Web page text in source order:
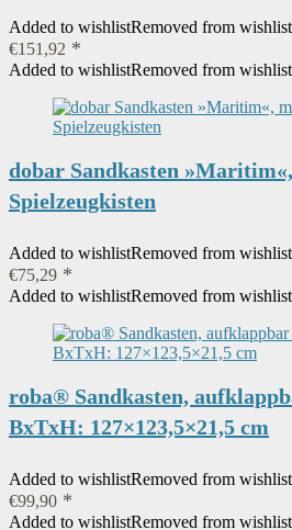
Added to wishlistRemoved from wishlist
€151,92
Added to wishlistRemoved from wishlist
dobar Sandkasten
Spielzeugkisten
Added to wishlistRemoved from wishlist
€75,29
Added to wishlistRemoved from wishlist
roba® Sandkasten,
BxTxH: 127×123,5×21,5 cm
Added to wishlistRemoved from wishlist
€99,90
Added to wishlistRemoved from wishlist